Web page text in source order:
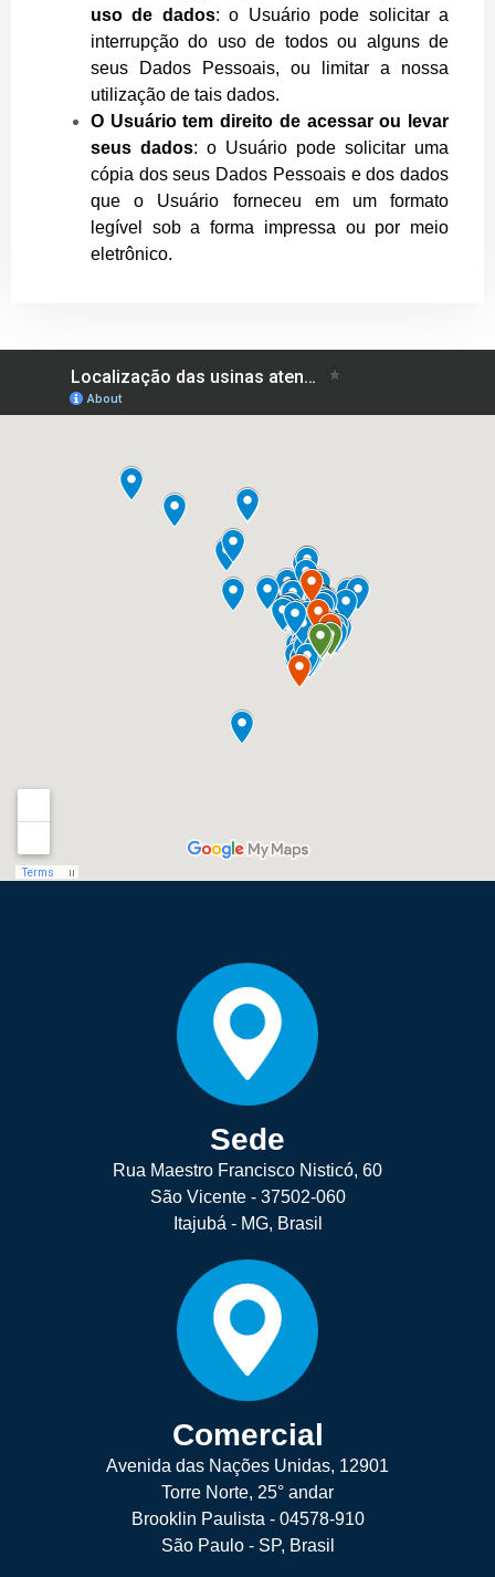
uso de dados: o Usuário pode solicitar a
interrupção do uso de todos ou alguns de
seus Dados Pessoais, ou limitar a nossa
utilização de tais dados.
O Usuário tem direito de acessar ou levar
seus dados: o Usuário pode solicitar uma
cópia dos seus Dados Pessoais e dos dados
que o Usuário forneceu em um formato
legível sob a forma impressa ou por meio
eletrônico.
Sede
Rua Maestro Francisco Nisticó, 60
São Vicente - 37502-060
Itajubá - MG, Brasil
Comercial
Avenida das Nações Unidas, 12901
Torre Norte, 25° andar
Brooklin Paulista - 04578-910
São Paulo - SP, Brasil